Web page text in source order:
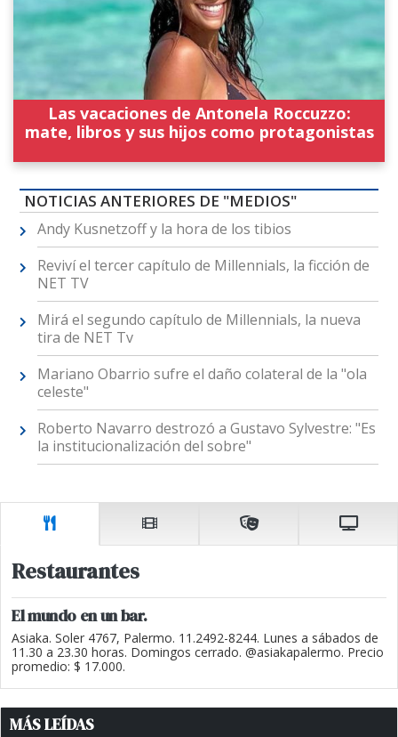
Las vacaciones de Antonela Roccuzzo:
mate, libros y sus hijos como protagonistas
NOTICIAS ANTERIORES DE "MEDIOS"
Andy Kusnetzoff y la hora de los tibios
Reviví el tercer capítulo de Millennials, la ficción de
NET TV
Mirá el segundo capítulo de Millennials, la nueva
tira de NET Tv
Mariano Obarrio sufre el daño colateral de la "ola
celeste"
Roberto Navarro destrozó a Gustavo Sylvestre: "Es
la institucionalización del sobre"
Restaurantes
El mundo en un bar.
Asiaka. Soler 4767, Palermo. 11.2492-8244. Lunes a sábados de
11.30 a 23.30 horas. Domingos cerrado. @asiakapalermo. Precio
promedio: $ 17.000.
MÁS LEÍDAS